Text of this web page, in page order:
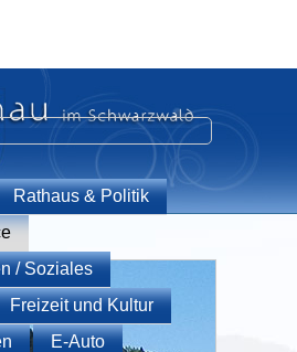
Rathaus & Politik
/ Soziales
Freizeit und Kultur
E-Auto